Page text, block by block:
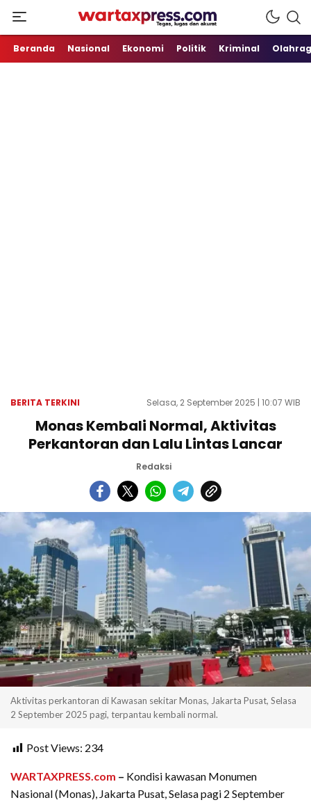
WartaXpress
Tegas, Lugas dan Akurat
Beranda Nasional Ekonomi Politik Kriminal
BERITA TERKINI Selasa, 2 September 2025 | 10:07 WIB
Monas Kembali Normal, Aktivitas
Perkantoran dan Lalu Lintas Lancar
Redaksi
Aktivitas perkantoran di Kawasan sekitar Monas, Jakarta Pusat, Selasa
2 September 2025 pagi, terpantau kembali normal.
Post Views: 234
WARTAXPRESS.com – Kondisi kawasan Monumen
Nasional (Monas), Jakarta Pusat, Selasa pagi 2 September